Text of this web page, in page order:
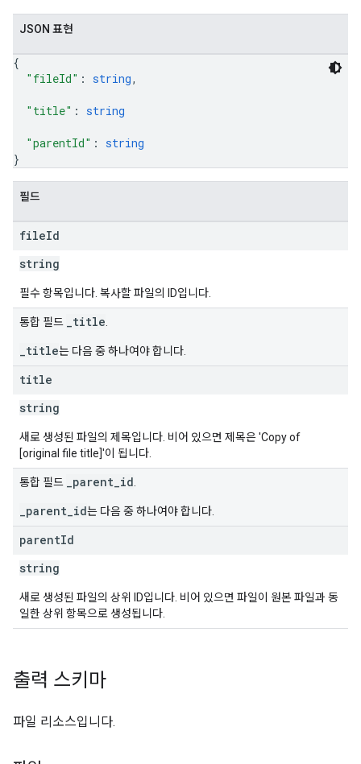
JSON 표현
{
"fileId" : string,
"title" : string
"parentId" : string
}
필드
fileId
string
필수 항목입니다. 복사할 파일의 ID입니다.
통합 필드 _title
_title는 다음 중 하나여야 합니다.
title
string
새로 생성된 파일의 제목입니다. 비어 있으면 제목은 'Copy of
[original file title]'이 됩니다.
통합 필드 _parent_id
_parent_id는 다음 중 하나여야 합니다.
parentId
string
새로 생성된 파일의 상위 ID입니다. 비어 있으면 파일이 원본 파일과 동
일한 상위 항목으로 생성됩니다.
출력 스키마
파일 리소스입니다.